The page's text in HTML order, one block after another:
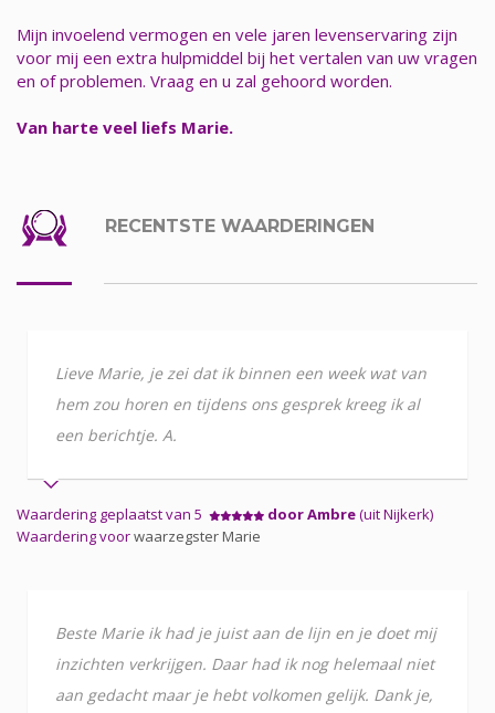
Mijn invoelend vermogen en vele jaren levenservaring zijn
voor mij een extra hulpmiddel bij het vertalen van uw vragen
en of problemen. Vraag en u zal gehoord worden.
Van harte veel liefs Marie.
RECENTSTE WAARDERINGEN
Lieve Marie, je zei dat ik binnen een week wat van
hem zou horen en tijdens ons gesprek kreeg ik al
een berichtje. A.
Waardering geplaatst van 5 door Ambre(uit Nijkerk)
Waardering voorwaarzegster Marie
Beste Marie ik had je juist aan de lijn en je doet mij
inzichten verkrijgen. Daar had ik nog helemaal niet
aan gedacht maar je hebt volkomen gelijk. Dank je,